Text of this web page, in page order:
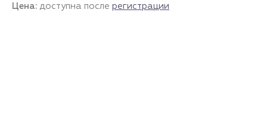
Цена: доступна после регистрации